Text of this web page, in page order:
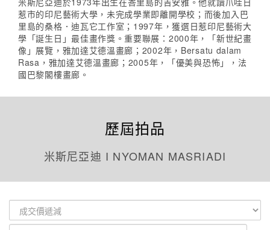
惹市的印尼藝術大學，未完成學業即離開學校；而後加入巴
里島的桑格．迪瓦它工作室；1997年，獲選日惹印尼藝術大
學「誕生日」最佳畫作獎。重要聯展：2000年，「新世紀畫
像」展覽，雅加達艾德溫畫廊；2002年，Bersatu dalam
Rasa，雅加達艾德溫畫廊；2005年，「優美與恐怖」，法
國巴黎閣樓畫廊。
歷屆拍品
米斯尼亞迪 I NYOMAN MASRIADI